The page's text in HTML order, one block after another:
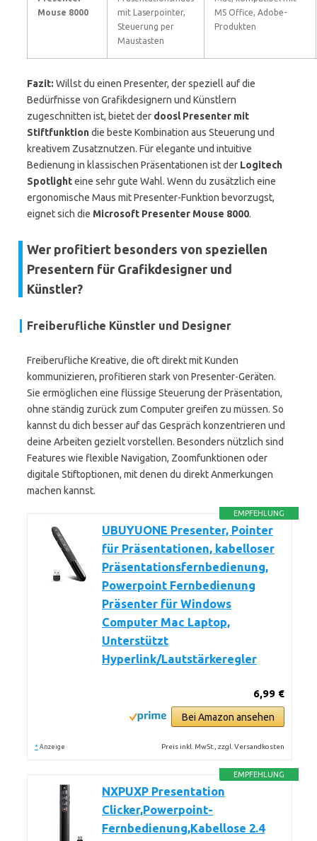
Mouse 8000
mit Laserpointer,
Steuerung per
Maustasten
MS Office, Adobe-
Produkten
Fazit: Willst du einen Presenter, der speziell auf die
Bedürfnisse von Grafikdesignern und Künstlern
zugeschnitten ist, bietet der doosl Presenter mit
Stiftfunktiondie beste Kombination aus Steuerung und
kreativem Zusatznutzen. Für elegante und intuitive
Bedienung in klassischen Präsentationen ist der Logitech
Spotlighteine sehr gute Wahl. Wenn du zusätzlich eine
ergonomische Maus mit Presenter-Funktion bevorzugst,
eignet sich die Microsoft Presenter Mouse 8000.
Wer profitiert besonders von speziellen
Presentern für Grafikdesigner und
Künstler?
Freiberufliche Künstler und Designer
Freiberufliche Kreative, die oft direkt mit Kunden
kommunizieren, profitieren stark von Presenter-Geräten.
Sie ermöglichen eine flüssige Steuerung der Präsentation,
ohne ständig zurück zum Computer greifen zu müssen. So
kannst du dich besser auf das Gespräch konzentrieren und
deine Arbeiten gezielt vorstellen. Besonders nützlich sind
Features wie flexible Navigation, Zoomfunktionen oder
digitale Stiftoptionen, mit denen du direkt Anmerkungen
machen kannst.
EMPFEHLUNG
UBUYUONE Presenter, Pointer
für Präsentationen, kabelloser
Präsentationsfernbedienung,
Powerpoint Fernbedienung
Präsenter für Windows
Computer Mac Laptop,
Unterstützt
Hyperlink/Lautstärkeregler
6,99 €
Bei Amazon ansehen
* Anzeige Preis inkl. MwSt., zzgl. Versandkosten
EMPFEHLUNG
NXPUXP Presentation
Clicker,Powerpoint-
Fernbedienung,Kabellose 2.4